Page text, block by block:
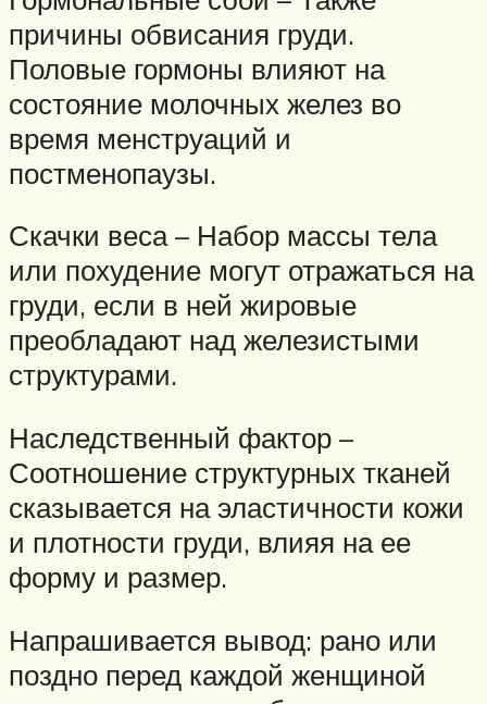
причины обвисания груди.
Половые гормоны влияют на
состояние молочных желез во
время менструаций и
постменопаузы.
Скачки веса – Набор массы тела
или похудение могут отражаться на
груди, если в ней жировые
преобладают над железистыми
структурами.
Наследственный фактор –
Соотношение структурных тканей
сказывается на эластичности кожи
и плотности груди, влияя на ее
форму и размер.
Напрашивается вывод: рано или
поздно перед каждой женщиной